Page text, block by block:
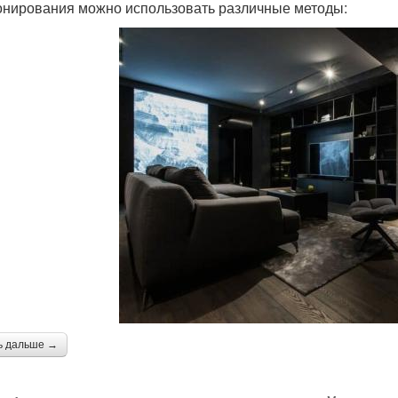
можно использовать различные методы:
дальше →